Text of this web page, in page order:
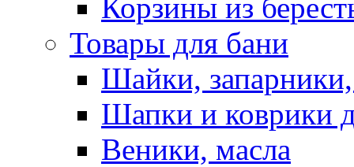
Корзины из
Товары для бани
Шайки,
Шапки и коврики
Веники, масла